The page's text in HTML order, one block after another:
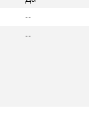
--
--